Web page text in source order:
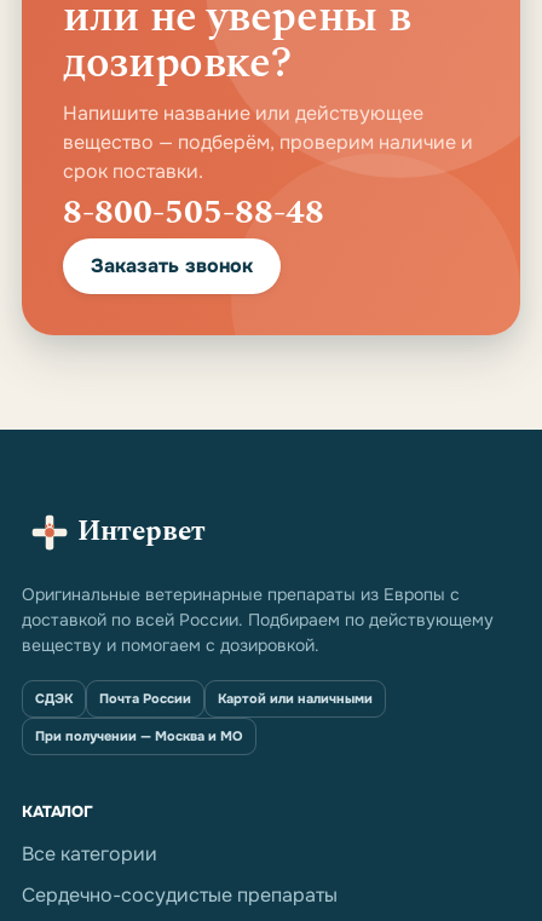
или не уверены в
дозировке?
Напишите название или действующее
вещество — подберём, проверим наличие и
срок поставки.
8-800-505-88-48
Заказать звонок
Интервет
Оригинальные ветеринарные препараты из Европы с
доставкой по всей России. Подбираем по действующему
веществу и помогаем с дозировкой.
СДЭК Почта России Картой или наличными
При получении — Москва и МО
КАТАЛОГ
Все категории
Сердечно-сосудистые препараты